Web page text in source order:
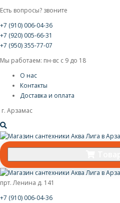
Есть вопросы? звоните
+7 (910) 006-04-36
+7 (920) 005-66-31
+7 (950) 355-77-07
Мы работаем: пн-вс с 9 до 18
О нас
Контакты
Доставка и оплата
г. Арзамас
прт. Ленина д. 141
+7 (910) 006-04-36